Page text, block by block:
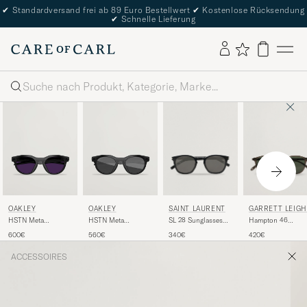
✔ Standardversand frei ab 89 Euro Bestellwert ✔ Kostenlose Rücksendung
✔ Schnelle Lieferung
Suche
OAKLEY
HSTN Meta
600€
OAKLEY
HSTN Meta
560€
SAINT LAURENT
SL 28 Sunglasses
340€
GARRETT
Hampton 46
Glass
420€
ACCESSOIRES